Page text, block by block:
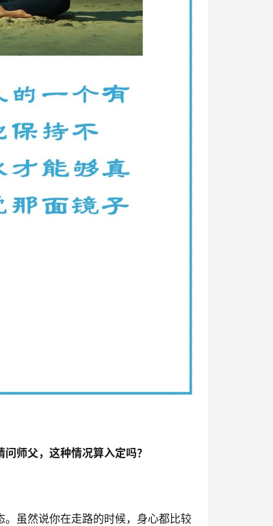
师父，这种情况算入定吗？
虽然说你在走路的时候，身心都比较